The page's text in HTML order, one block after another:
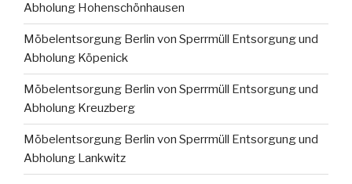
Abholung Hohenschönhausen
Möbelentsorgung Berlin von Sperrmüll Entsorgung und
Abholung Köpenick
Möbelentsorgung Berlin von Sperrmüll Entsorgung und
Abholung Kreuzberg
Möbelentsorgung Berlin von Sperrmüll Entsorgung und
Abholung Lankwitz